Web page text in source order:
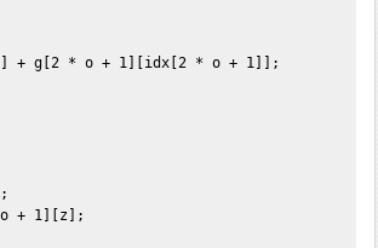
+ g[2 * o + 1][idx[2 * o + 1]];
+ 1][z];